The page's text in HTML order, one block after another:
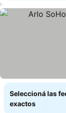
Seleccioná las
exactos